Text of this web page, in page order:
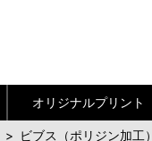
オリジナルプリント
> ビブス（ポリジン加工）